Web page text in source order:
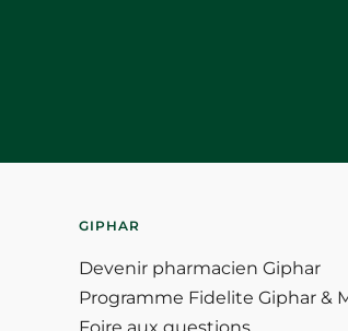
GIPHAR
Devenir pharmacien Giphar
Programme Fidelite Giphar &
Foire aux questions